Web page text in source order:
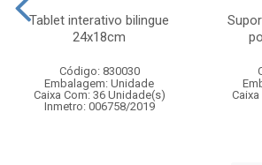
Tablet interativo bilingue
24x18cm
Código: 830030
Embalagem: Unidade
Caixa Com: 36 Unidade(s)
Inmetro: 006758/2019